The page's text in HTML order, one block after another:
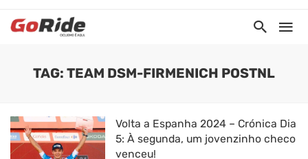
TAG: TEAM DSM-FIRMENICH POSTNL
Volta a Espanha 2024 – Crónica Dia
5: À segunda, um jovenzinho checo
venceu!